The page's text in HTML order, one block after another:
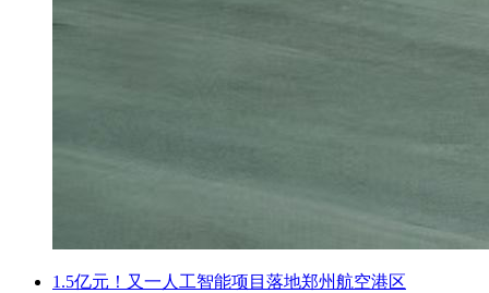
1.5亿元！又一人工智能项目落地郑州航空港区